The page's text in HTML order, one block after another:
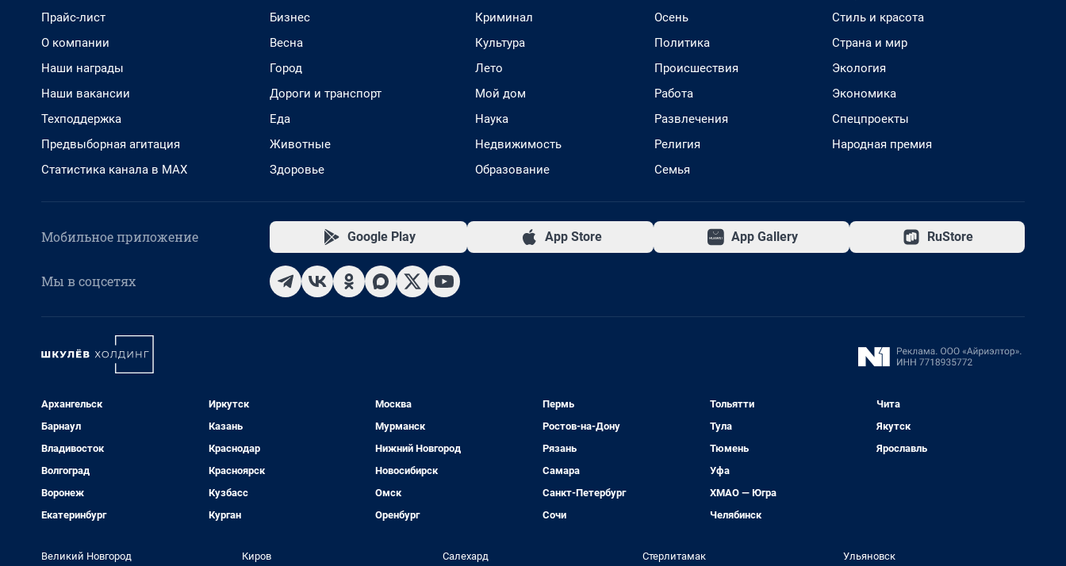
Прайс-лист
О компании
Наши награды
Наши вакансии
Техподдержка
Предвыборная агитация
Статистика канала в MAX
Бизнес
Весна
Город
Дороги и транспорт
Еда
Животные
Здоровье
Криминал
Культура
Лето
Мой дом
Наука
Недвижимость
Образование
Осень
Политика
Происшествия
Работа
Развлечения
Религия
Семья
Стиль и красота
Страна и мир
Экология
Экономика
Спецпроекты
Народная премия
Мобильное приложение Google Play App Store App Gallery RuStore
Мы в соцсетях
Архангельск
Барнаул
Владивосток
Волгоград
Воронеж
Екатеринбург
Иркутск
Казань
Краснодар
Красноярск
Кузбасс
Курган
Москва
Мурманск
Нижний Новгород
Новосибирск
Омск
Оренбург
Пермь
Ростов-на-Дону
Рязань
Самара
Санкт-Петербург
Сочи
Тольятти
Тула
Тюмень
Уфа
ХМАО — Югра
Челябинск
Чита
Якутск
Ярославль
Великий Новгород Киров Салехард Стерлитамак Ульяновск